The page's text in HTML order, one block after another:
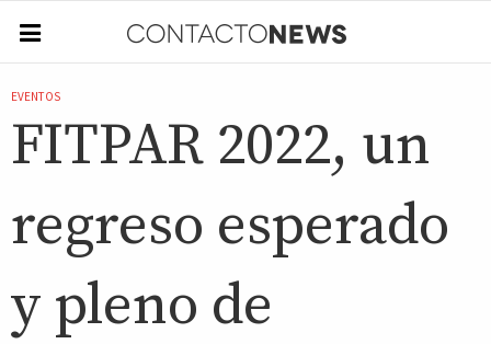
EVENTOS
FITPAR 2022, un
regreso esperado
y pleno de